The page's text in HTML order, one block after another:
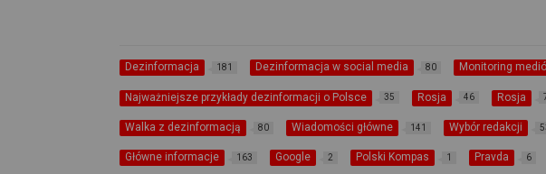
Dezinformacja 181 Dezinformacja w social media 80 Monitoring
Najważniejsze przykłady dezinformacji o Polsce 35 Rosja 46 Rosja
Walka z dezinformacją 80 Wiadomości główne 141 Wybór redakcji
Główne informacje 163 Google 2 Polski Kompas 1 Pravda 6